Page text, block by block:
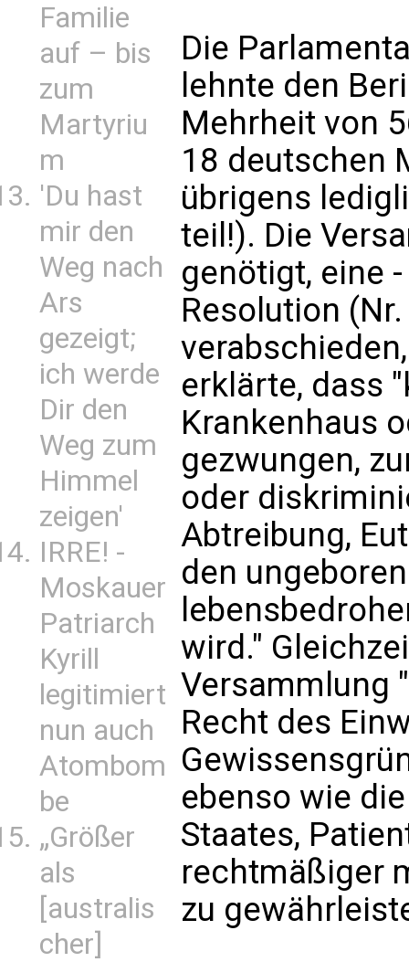
Familie
auf – bis
zum
Martyriu
m
'Du hast
mir den
Weg nach
Ars
gezeigt;
ich werde
Dir den
Weg zum
Himmel
zeigen'
IRRE! -
Moskauer
Patriarch
Kyrill
legitimiert
nun auch
Atombom
be
„Größer
als
[australis
cher]
Die
lehnte den
Mehrheit von
18 deutschen
übrigens
teil!). Die
genötigt, eine
Resolution
erklärte, dass
Krankenhaus
gezwungen,
oder
Abtreibung,
den
wird."
Versammlung
Recht des
ebenso wie
Staates,
rechtmäßiger
zu